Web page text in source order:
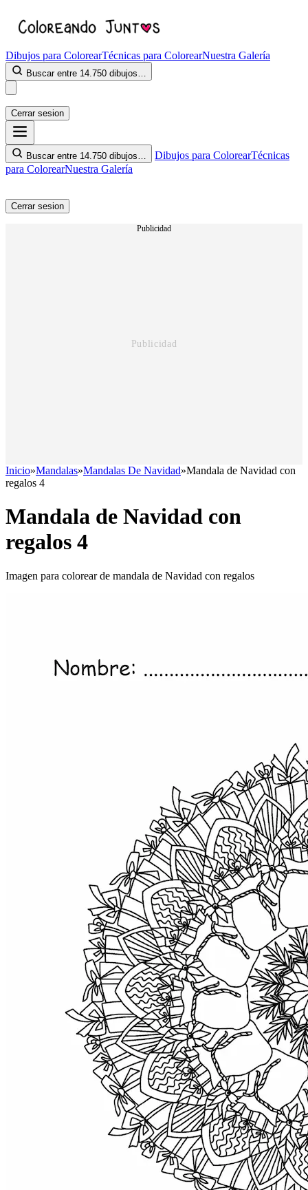
Dibujos para ColorearTécnicas para ColorearNuestra Galería
Buscar entre 14.750 dibujos…
Cerrar sesion
Buscar entre 14.750 dibujos… Dibujos para ColorearTécnicas
para ColorearNuestra Galería
Cerrar sesion
Publicidad
Inicio»Mandalas»Mandalas De Navidad»Mandala de Navidad con
regalos 4
Mandala de Navidad con
regalos 4
Imagen para colorear de mandala de Navidad con regalos